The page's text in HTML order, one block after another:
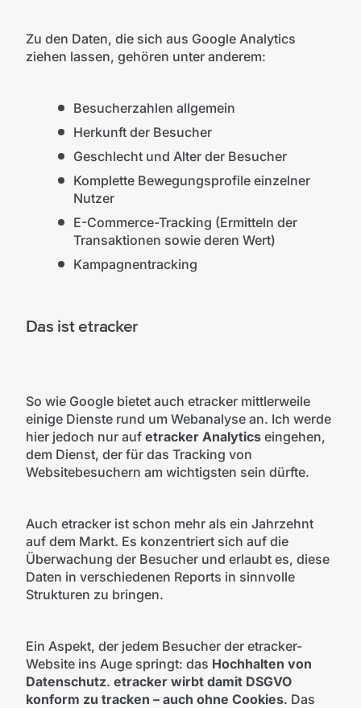
Zu den Daten, die sich aus Google Analytics
ziehen lassen, gehören unter anderem:
Besucherzahlen allgemein
Herkunft der Besucher
Geschlecht und Alter der Besucher
Komplette Bewegungsprofile einzelner
Nutzer
E-Commerce-Tracking (Ermitteln der
Transaktionen sowie deren Wert)
Kampagnentracking
Das ist etracker
So wie Google bietet auch etracker mittlerweile
einige Dienste rund um Webanalyse an. Ich werde
hier jedoch nur auf etracker Analyticseingehen,
dem Dienst, der für das Tracking von
Websitebesuchern am wichtigsten sein dürfte.
Auch etracker ist schon mehr als ein Jahrzehnt
auf dem Markt. Es konzentriert sich auf die
Überwachung der Besucher und erlaubt es, diese
Daten in verschiedenen Reports in sinnvolle
Strukturen zu bringen.
Ein Aspekt, der jedem Besucher der etracker-
Website ins Auge springt: das Hochhalten von
Datenschutz. etracker wirbt damit DSGVO
konform zu tracken – auch ohne Cookies. Das